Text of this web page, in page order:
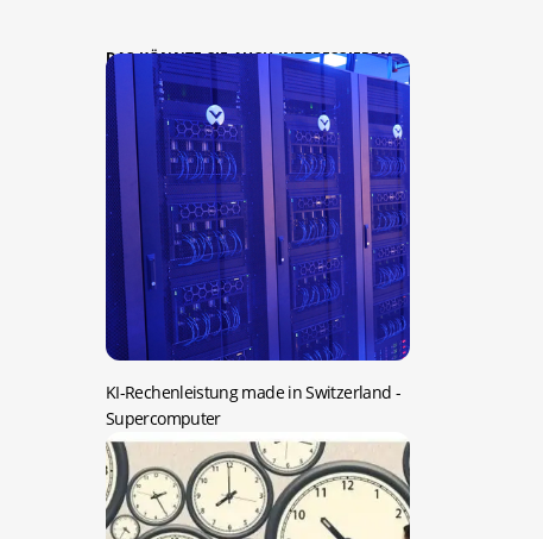
DAS KÖNNTE SIE AUCH INTERESSIEREN:
KI-Rechenleistung made in Switzerland -
Supercomputer